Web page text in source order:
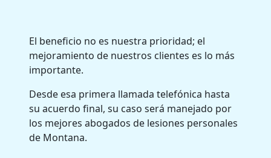
El beneficio no es nuestra prioridad; el
mejoramiento de nuestros clientes es lo más
importante.
Desde esa primera llamada telefónica hasta
su acuerdo final, su caso será manejado por
los mejores abogados de lesiones personales
de Montana.